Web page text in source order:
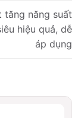
tăng năng suất
hiệu quả, dễ
áp dụng